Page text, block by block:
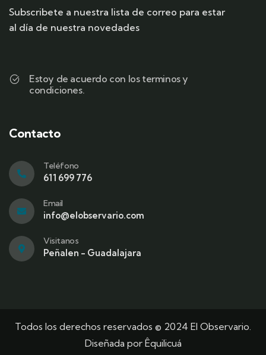
Subscribete a nuestra lista de correo para estar
al día de nuestra novedades
Estoy de acuerdo con los terminos y
condiciones.
Contacto
Teléfono
611 699 776
Email
info@elobservario.com
Visitanos
Peñalen - Guadalajara
Todos los derechos reservados © 2024 El Observario.
Diseñada por Êquilicuá